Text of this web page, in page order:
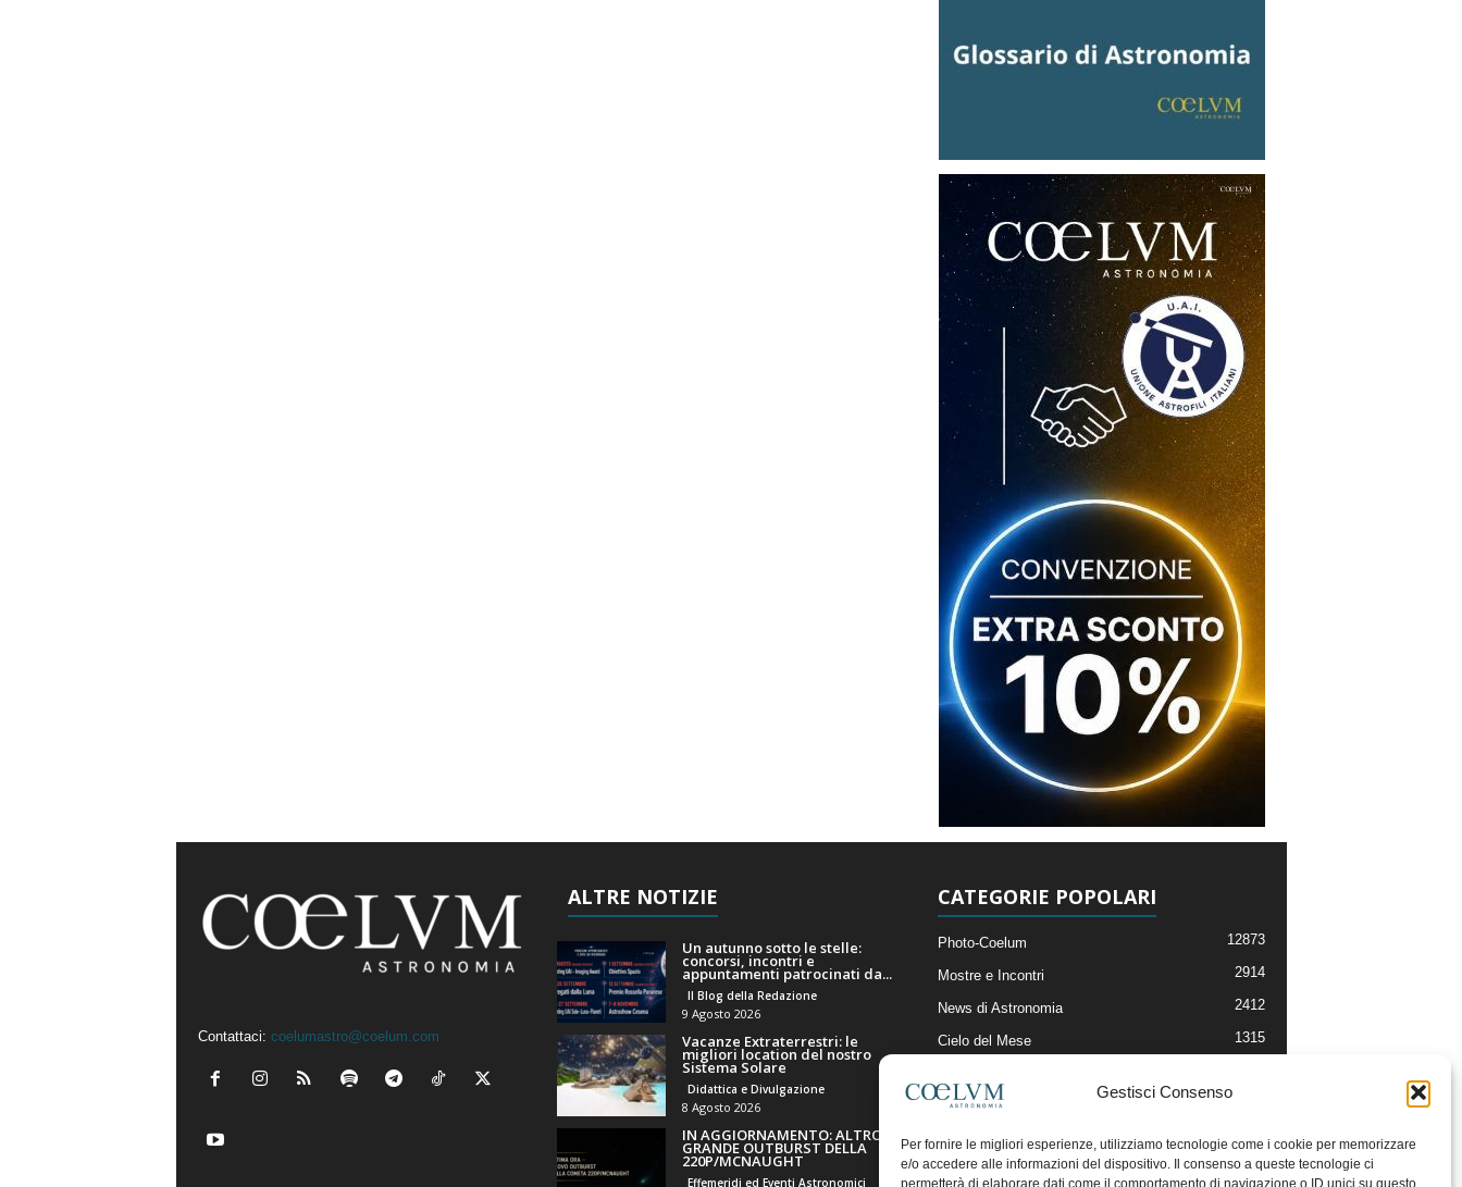
Gestisci Consenso
Per fornire le migliori esperienze, utilizziamo tecnologie come i cookie per memorizzare
e/o accedere alle informazioni del dispositivo. Il consenso a queste tecnologie ci
permetterà di elaborare dati come il comportamento di navigazione o ID unici su questo
Contattaci: coelumastro@coelum.com
ALTRE NOTIZIE
Un autunno sotto le stelle:
concorsi, incontri e
appuntamenti patrocinati da...
Il Blog della Redazione
9 Agosto 2026
Vacanze Extraterrestri: le
migliori location del nostro
Sistema Solare
Didattica e Divulgazione
8 Agosto 2026
IN AGGIORNAMENTO: ALTRO
GRANDE OUTBURST DELLA
220P/MCNAUGHT
Effemeridi ed Eventi Astronomici
CATEGORIE POPOLARI
Photo-Coelum 12873
Mostre e Incontri 2914
News di Astronomia 2412
Cielo del Mese 1315
Articoli e Risorse On-Line
Il Blog della Redazione